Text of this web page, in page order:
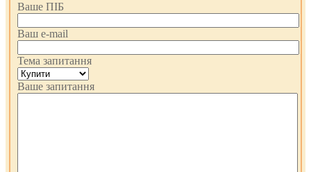
Ваше ПІБ
Ваш e-mail
Тема запитання
Ваше запитання